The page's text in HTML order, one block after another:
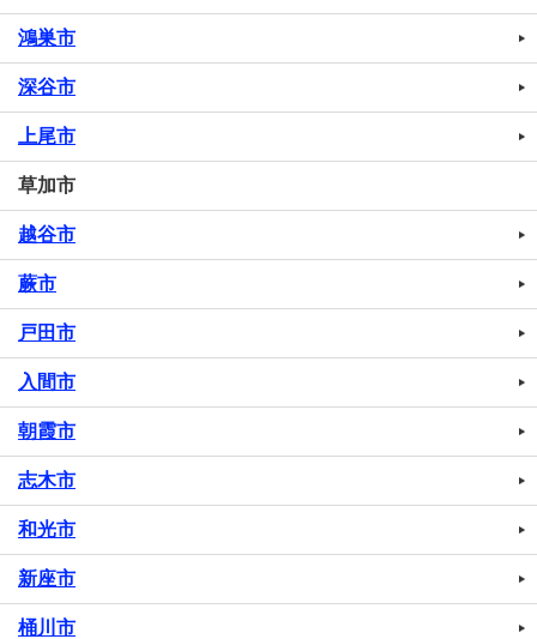
鴻巣市
深谷市
上尾市
草加市
越谷市
蕨市
戸田市
入間市
朝霞市
志木市
和光市
新座市
桶川市